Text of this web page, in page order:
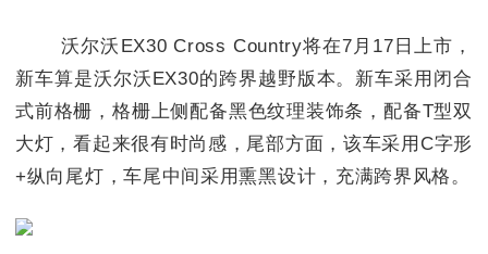
沃尔沃EX30 Cross Country将在7月17日上市，
新车算是沃尔沃EX30的跨界越野版本。新车采用闭合
式前格栅，格栅上侧配备黑色纹理装饰条，配备T型双
大灯，看起来很有时尚感，尾部方面，该车采用C字形
+纵向尾灯，车尾中间采用熏黑设计，充满跨界风格。